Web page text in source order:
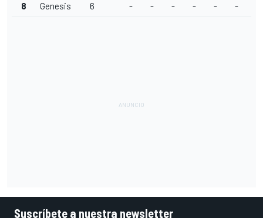
8 Genesis 6 - - - - - -
Suscríbete a nuestra newsletter